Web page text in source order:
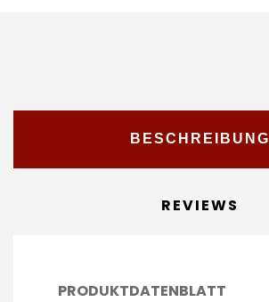
BESCHREIBUNG
REVIEWS
PRODUKTDATENBLATT